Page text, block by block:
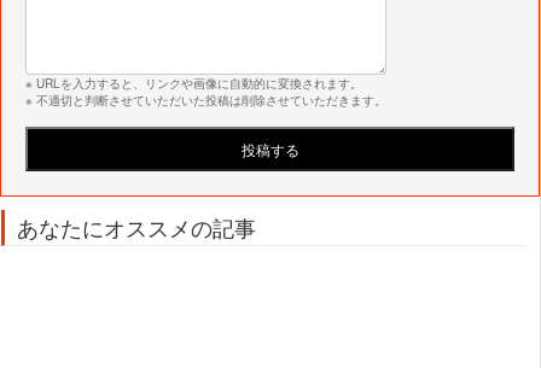
※ URLを入力すると、リンクや画像に自動的に変換されます。
※ 不適切と判断させていただいた投稿は削除させていただきます。
あなたにオススメの記事